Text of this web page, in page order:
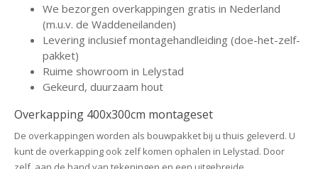
We bezorgen overkappingen gratis in Nederland
(m.u.v. de Waddeneilanden)
Levering inclusief montagehandleiding (doe-het-zelf-
pakket)
Ruime showroom in Lelystad
Gekeurd, duurzaam hout
Overkapping 400x300cm montageset
De overkappingen worden als bouwpakket bij u thuis geleverd. U
kunt de overkapping ook zelf komen ophalen in Lelystad. Door